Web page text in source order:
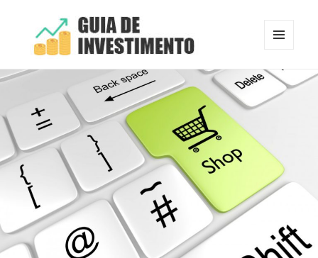
Guia de Investimento
WIDGETS